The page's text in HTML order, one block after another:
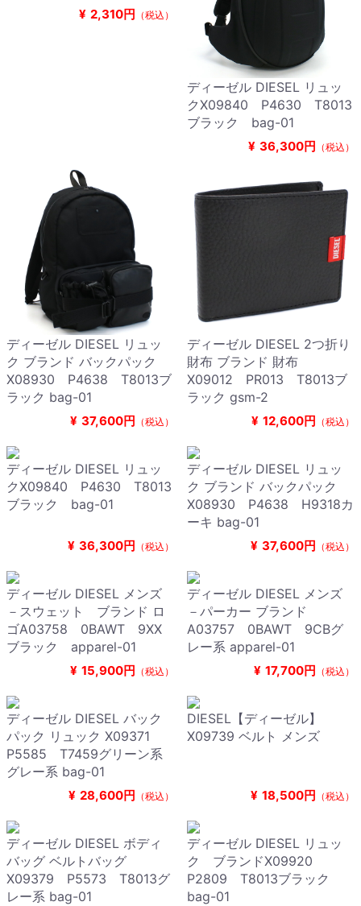
¥ 2,310円 （税込）
ディーゼル DIESEL リュッ
クX09840 P4630 T8013
ブラック bag-01
¥ 36,300円 （税込）
ディーゼル DIESEL リュッ
ク ブランド バックパック
X08930 P4638 T8013ブ
ラック bag-01
¥ 37,600円 （税込）
ディーゼル DIESEL 2つ折り
財布 ブランド 財布
X09012 PR013 T8013ブ
ラック gsm-2
¥ 12,600円 （税込）
ディーゼル DIESEL リュッ
クX09840 P4630 T8013
ブラック bag-01
¥ 36,300円 （税込）
ディーゼル DIESEL リュッ
ク ブランド バックパック
X08930 P4638 H9318カ
ーキ bag-01
¥ 37,600円 （税込）
ディーゼル DIESEL メンズ
－スウェット ブランド ロ
ゴA03758 0BAWT 9XX
ブラック apparel-01
¥ 15,900円 （税込）
ディーゼル DIESEL メンズ
－パーカー ブランド
A03757 0BAWT 9CBグ
レー系 apparel-01
¥ 17,700円 （税込）
ディーゼル DIESEL バック
パック リュック X09371
P5585 T7459グリーン系
グレー系 bag-01
¥ 28,600円 （税込）
DIESEL【ディーゼル】
X09739 ベルト メンズ
¥ 18,500円 （税込）
ディーゼル DIESEL ボディ
バッグ ベルトバッグ
X09379 P5573 T8013グ
レー系 bag-01
ディーゼル DIESEL リュッ
ク ブランドX09920
P2809 T8013ブラック
bag-01